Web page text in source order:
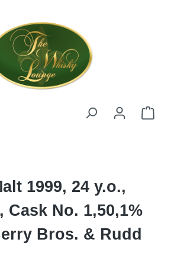
1999, 24 y.o.,
Cask No. 1,50,1%
Bros. & Rudd